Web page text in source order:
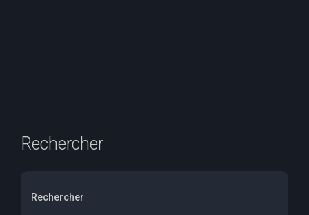
Rechercher
Rechercher